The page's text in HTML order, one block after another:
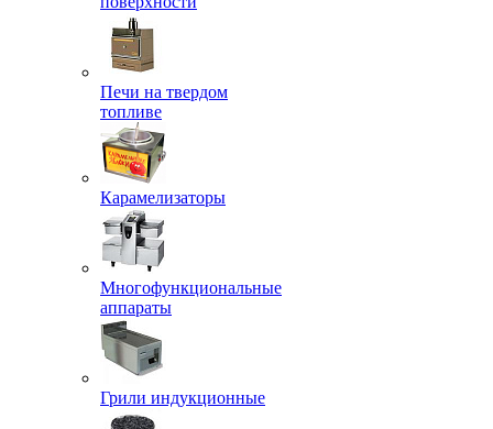
Печи на твердом
топливе
Карамелизаторы
Многофункциональные
аппараты
Грили индукционные